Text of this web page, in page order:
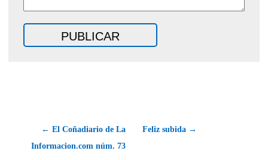
← El Coñadiario de La
Informacion.com núm. 73
Feliz subida →